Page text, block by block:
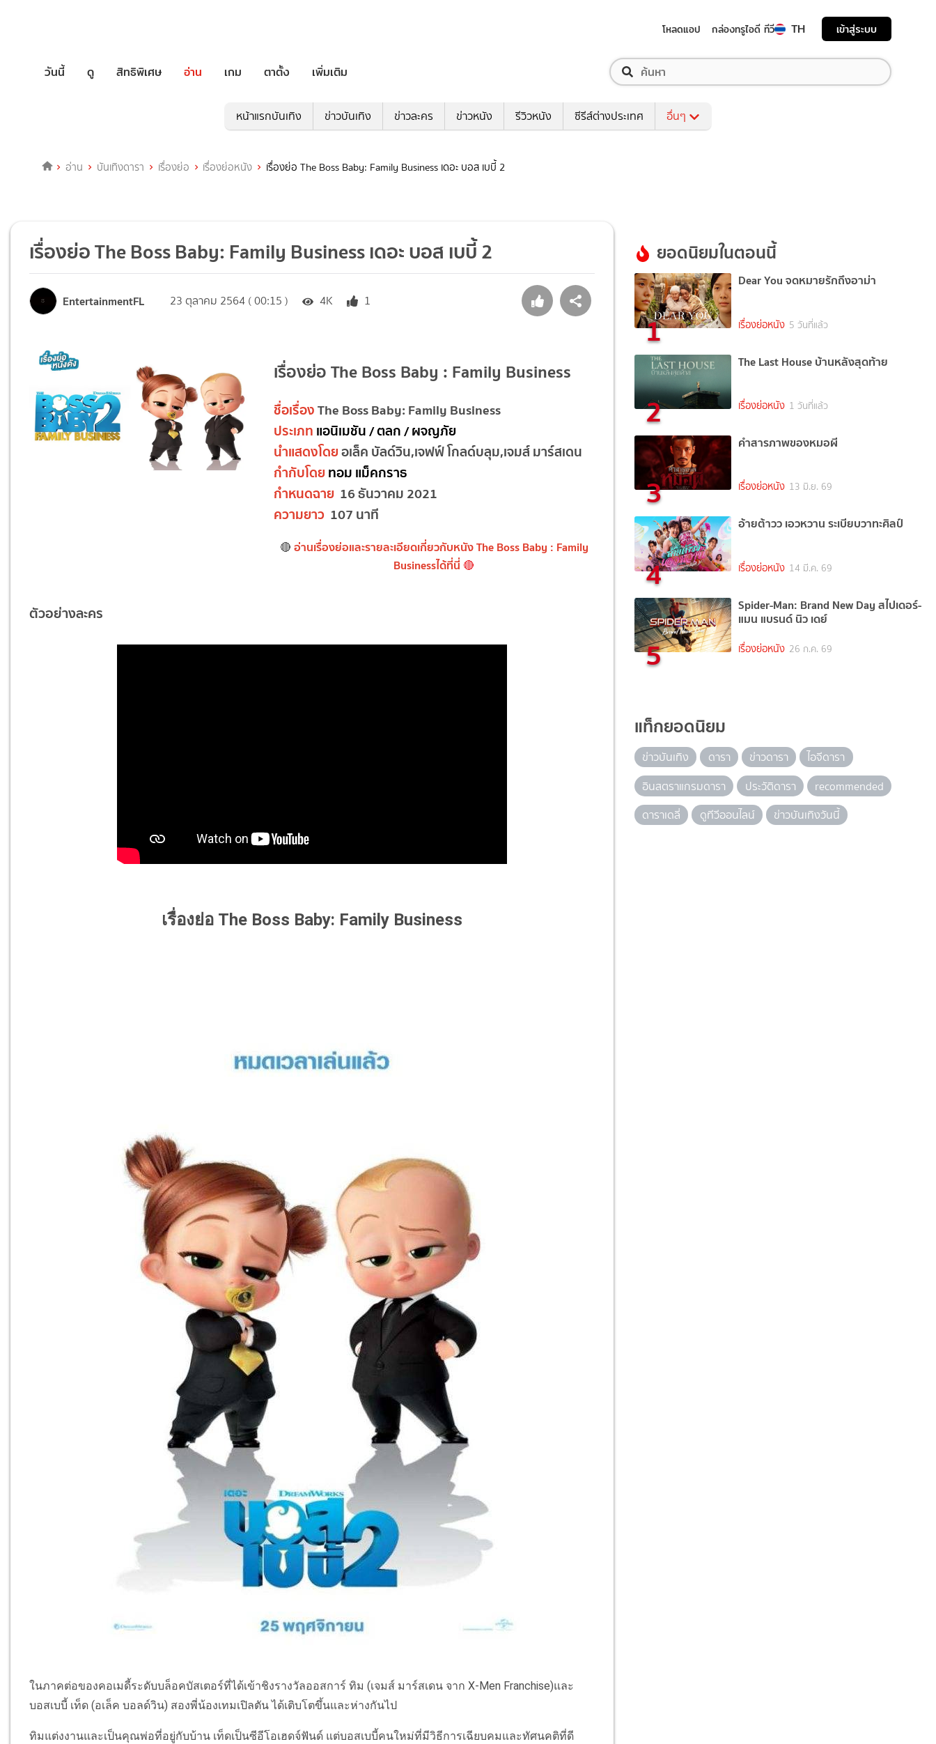
โหลดแอป กล่องทรูไอดี ทีวี TH เข้าสู่ระบบ
วันนี้ ดู สิทธิพิเศษ อ่าน เกม ตาตั้ง เพิ่มเติม
หน้าแรกบันเทิง ข่าวบันเทิง ข่าวละคร ข่าวหนัง รีวิวหนัง ซีรีส์ต่างประเทศ อื่นๆ
อ่าน บันเทิงดารา เรื่องย่อ เรื่องย่อหนัง เรื่องย่อ The Boss Baby: Family Business เดอะ บอส เบบี้ 2
เรื่องย่อ The Boss Baby: Family Business เดอะ บอส เบบี้ 2
EntertainmentFL 23 ตุลาคม 2564 ( 00:15 ) 4K 1
เรื่องย่อ The Boss Baby : Family Business
ชื่อเรื่องThe Boss Baby: Family Business
ประเภท แอนิเมชัน / ตลก / ผจญภัย
นำแสดงโดยอเล็ค บัลด์วิน,เจฟฟ์ โกลด์บลุม,เจมส์ มาร์สเดน
กำกับโดย ทอม แม็คกราธ
กำหนดฉาย 16 ธันวาคม 2021
ความยาว 107 นาที
🔴 อ่านเรื่องย่อและรายละเอียดเกี่ยวกับหนัง The Boss Baby : Family
Businessได้ที่นี่ 🔴
ตัวอย่างละคร
เรื่องย่อ The Boss Baby: Family Business
ในภาคต่อของคอเมดี้ระดับบล็อคบัสเตอร์ที่ได้เข้าชิงรางวัลออสการ์ ทิม (เจมส์ มาร์สเดน จาก X-Men Franchise)และ
บอสเบบี้ เท็ด (อเล็ค บอลด์วิน) สองพี่น้องเทมเปิลตัน ได้เติบโตขึ้นและห่างกันไป
ทิมแต่งงานและเป็นคุณพ่อที่อยู่กับบ้าน เท็ดเป็นซีอีโอเฮดจ์ฟันด์ แต่บอสเบบี้คนใหม่ที่มีวิธีการเฉียบคมและทัศนคติที่ดี
ยอดนิยมในตอนนี้
1
Dear You จดหมายรักถึงอาม่า
เรื่องย่อหนัง 5 วันที่แล้ว
2
The Last House บ้านหลังสุดท้าย
เรื่องย่อหนัง 1 วันที่แล้ว
3
คำสารภาพของหมอผี
เรื่องย่อหนัง 13 มิ.ย. 69
4
อ้ายต้าวว เอวหวาน ระเบียบวาทะศิลป์
เรื่องย่อหนัง 14 มี.ค. 69
5
Spider-Man: Brand New Day สไปเดอร์-
แมน แบรนด์ นิว เดย์
เรื่องย่อหนัง 26 ก.ค. 69
แท็กยอดนิยม
ข่าวบันเทิง ดารา ข่าวดารา
ไอจีดารา
อินสตราแกรมดารา
ประวัติดารา
recommended
ดาราเดลี่
ดูทีวีออนไลน์ ข่าวบันเทิงวันนี้